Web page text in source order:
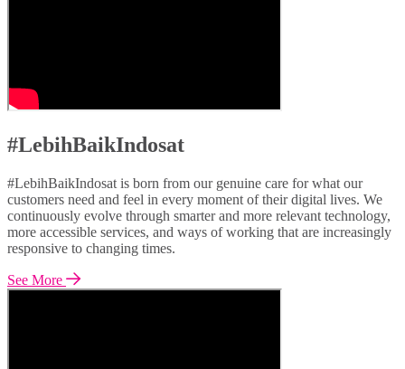
#LebihBaikIndosat
#LebihBaikIndosat is born from our genuine care for what our
customers need and feel in every moment of their digital lives. We
continuously evolve through smarter and more relevant technology,
more accessible services, and ways of working that are increasingly
responsive to changing times.
See More